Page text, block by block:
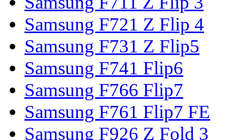
Samsung F721 Z Flip 4
Samsung F731 Z Flip5
Samsung F741 Flip6
Samsung F766 Flip7
Samsung F761 Flip7 FE
Samsung F926 Z Fold 3